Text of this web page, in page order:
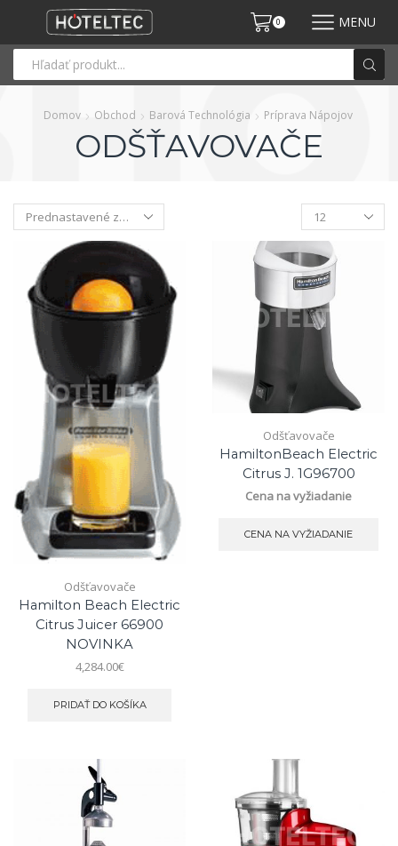
0 MENU
Domov Obchod Barová Technológia Príprava Nápojov
ODŠŤAVOVAČE
Odšťavovače
Hamilton Beach Electric
Citrus Juicer 66900
NOVINKA
4,284.00€
PRIDAŤ DO KOŠÍKA
Odšťavovače
HamiltonBeach Electric
Citrus J. 1G96700
Cena na vyžiadanie
CENA NA VYŽIADANIE